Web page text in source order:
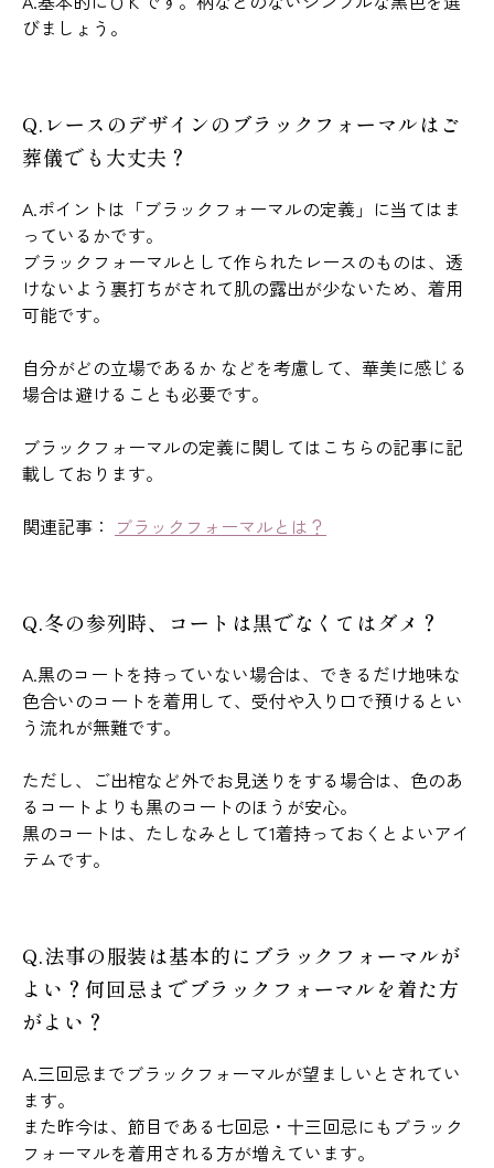
びましょう。
Q.レースのデザインのブラックフォーマルはご
葬儀でも大丈夫？
A.ポイントは「ブラックフォーマルの定義」に当てはま
っているかです。
ブラックフォーマルとして作られたレースのものは、透
けないよう裏打ちがされて肌の露出が少ないため、着用
可能です。
自分がどの立場であるか などを考慮して、華美に感じる
場合は避けることも必要です。
ブラックフォーマルの定義に関してはこちらの記事に記
載しております。
関連記事： ブラックフォーマルとは？
Q.冬の参列時、コートは黒でなくてはダメ？
A.黒のコートを持っていない場合は、できるだけ地味な
色合いのコートを着用して、受付や入り口で預けるとい
う流れが無難です。
ただし、ご出棺など外でお見送りをする場合は、色のあ
るコートよりも黒のコートのほうが安心。
黒のコートは、たしなみとして1着持っておくとよいアイ
テムです。
Q.法事の服装は基本的にブラックフォーマルが
よい？何回忌までブラックフォーマルを着た方
がよい？
A.三回忌までブラックフォーマルが望ましいとされてい
ます。
また昨今は、節目である七回忌・十三回忌にもブラック
フォーマルを着用される方が増えています。